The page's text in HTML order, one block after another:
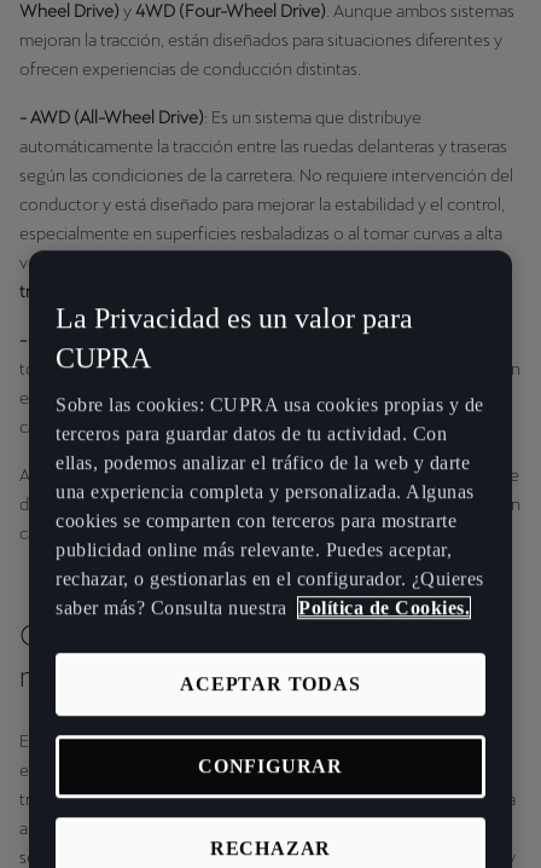
Wheel Drive) y4WD (Four-Wheel Drive) . Aunque ambos sistemas
mejoran la tracción, están diseñados para situaciones diferentes y
ofrecen experiencias de conducción distintas.
- AWD (All-Wheel Drive): Es un sistema que distribuye
automáticamente la tracción entre las ruedas delanteras y traseras
según las condiciones de la carretera. No requiere intervención del
conductor y está diseñado para mejorar la estabilidad y el control,
especialmente en superficies resbaladizas o al tomar curvas a alta
velocidad.
tracción integral 4Drive.
- 4WD (4-Wheel Drive)
: Se encuentra principalmente en coches
todoterreno y permite activar o desactivar manualmente la tracción
en ambos ejes. Está pensado para condiciones extremas fuera de
carretera, como caminos rocosos, barro o nieve profunda.
Ahora que ya conoces estas diferencias, descubre por qué el 4Drive
de CUPRA se adapta mejor a una conducción deportiva y segura en
carretera.
CUPRA 4Drive: tracción integral y
máximo control
El sistema 4Drive de CUPRA está diseñado para maximizar la
estabilidad y el rendimiento dinámico en cualquier situación. A
través de una distribución inteligente de la tracción, el coche ajusta
automáticamente la potencia entre los ejes delantero y trasero
según las condiciones del camino, garantizando el máximo agarre y
La Privacidad es un valor para
CUPRA
Sobre las cookies: CUPRA usa cookies propias y de
terceros para guardar datos de tu actividad. Con
ellas, podemos analizar el tráfico de la web y darte
una experiencia completa y personalizada. Algunas
cookies se comparten con terceros para mostrarte
publicidad online más relevante. Puedes aceptar,
rechazar, o gestionarlas en el configurador. ¿Quieres
saber más? Consulta nuestra
Política de Cookies.
RECHAZAR
ACEPTAR TODAS
CONFIGURAR